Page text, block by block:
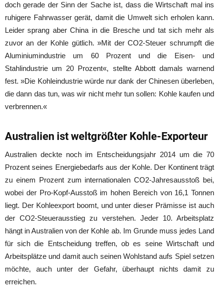
doch gerade der Sinn der Sache ist, dass die Wirtschaft mal ins
ruhigere Fahrwasser gerät, damit die Umwelt sich erholen kann.
Leider sprang aber China in die Bresche und tat sich mehr als
zuvor an der Kohle gütlich. »Mit der CO2-Steuer schrumpft die
Aluminiumindustrie um 60 Prozent und die Eisen- und
Stahlindustrie um 20 Prozent«, stellte Abbott damals warnend
fest. »Die Kohleindustrie würde nur dank der Chinesen überleben,
die dann das tun, was wir nicht mehr tun sollen: Kohle kaufen und
verbrennen.«
Australien ist weltgrößter Kohle-Exporteur
Australien deckte noch im Entscheidungsjahr 2014 um die 70
Prozent seines Energiebedarfs aus der Kohle. Der Kontinent trägt
zu einem Prozent zum internationalen CO2-Jahresausstoß bei,
wobei der Pro-Kopf-Ausstoß im hohen Bereich von 16,1 Tonnen
liegt. Der Kohleexport boomt, und unter dieser Prämisse ist auch
der CO2-Steuerausstieg zu verstehen. Jeder 10. Arbeitsplatz
hängt in Australien von der Kohle ab. Im Grunde muss jedes Land
für sich die Entscheidung treffen, ob es seine Wirtschaft und
Arbeitsplätze und damit auch seinen Wohlstand aufs Spiel setzen
möchte, auch unter der Gefahr, überhaupt nichts damit zu
erreichen.